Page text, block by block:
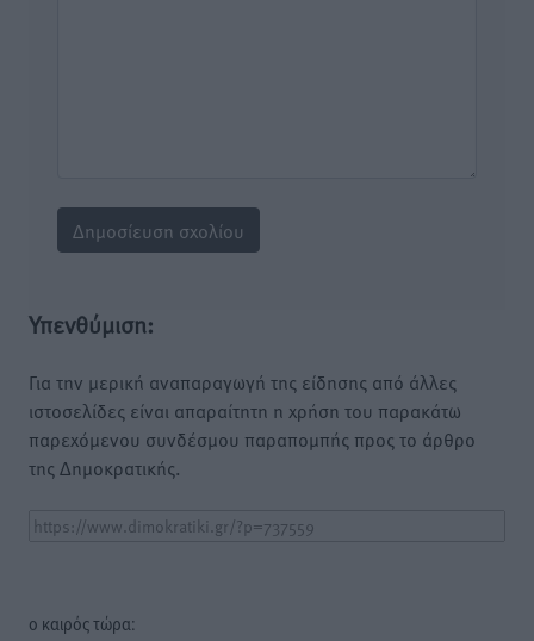
Υπενθύμιση:
Για την μερική αναπαραγωγή της είδησης από άλλες
ιστοσελίδες είναι απαραίτητη η χρήση του παρακάτω
παρεχόμενου συνδέσμου παραπομπής προς το άρθρο
της Δημοκρατικής.
o καιρός τώρα: